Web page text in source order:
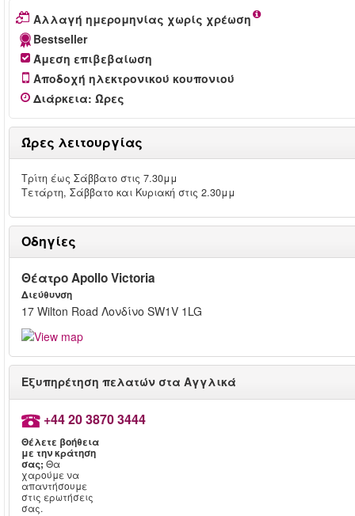
Αλλαγή ημερομηνίας χωρίς χρέωση
Bestseller
Άμεση επιβεβαίωση
Αποδοχή ηλεκτρονικού κουπονιού
Διάρκεια: Ώρες
Ώρες λειτουργίας
Τρίτη έως Σάββατο στις 7.30μμ
Τετάρτη, Σάββατο και Κυριακή στις 2.30μμ
Οδηγίες
Θέατρο Apollo Victoria
Διεύθυνση
17 Wilton Road Λονδίνο SW1V 1LG
Εξυπηρέτηση πελατών στα Αγγλικά
+44 20 3870 3444
Θέλετε βοήθεια
με την κράτηση
σας; Θα
χαρούμε να
απαντήσουμε
στις ερωτήσεις
σας.